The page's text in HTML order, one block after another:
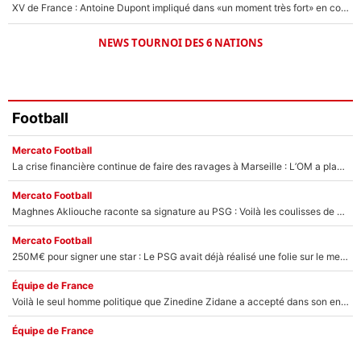
XV de France : Antoine Dupont impliqué dans «un moment très fort» en coulisses
NEWS TOURNOI DES 6 NATIONS
Football
Mercato Football
La crise financière continue de faire des ravages à Marseille : L’OM a placé 12 joueurs sur le marché des transferts… et ça pourrait lui rapporter près de 100M€ !
Mercato Football
Maghnes Akliouche raconte sa signature au PSG : Voilà les coulisses de son transfert de rêve à 50M€
Mercato Football
250M€ pour signer une star : Le PSG avait déjà réalisé une folie sur le mercato bien avant Neymar !
Équipe de France
Voilà le seul homme politique que Zinedine Zidane a accepté dans son entourage : «Je garde un très bon souvenir de lui»
Équipe de France